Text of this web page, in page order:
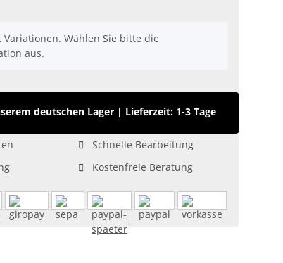
Variationen. Wählen Sie bitte die
aus.
deutschen Lager | Lieferzeit: 1-3 Tage
Schnelle Bearbeitung
Kostenfreie Beratung